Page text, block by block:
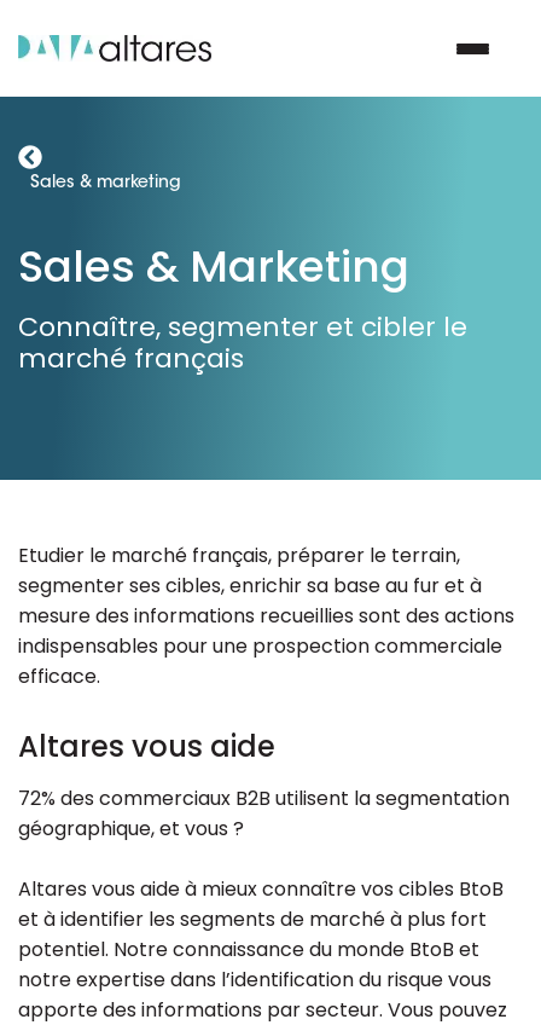
Vos enjeux
Nos solutions
Ressources
Sales & marketing
Sales & Marketing
Connaître, segmenter et cibler le
marché français
Etudier le marché français, préparer le terrain,
segmenter ses cibles, enrichir sa base au fur et à
mesure des informations recueillies sont des actions
indispensables pour une prospection commerciale
efficace.
Altares vous aide
72% des commerciaux B2B utilisent la segmentation
géographique, et vous ?
Altares vous aide à mieux connaître vos cibles BtoB
et à identifier les segments de marché à plus fort
potentiel. Notre connaissance du monde BtoB et
notre expertise dans l’identification du risque vous
apporte des informations par secteur. Vous pouvez